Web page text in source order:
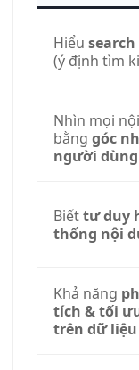
Hiểu
(ý định tìm
Nhìn mọi
bằng góc
người dùng
Biếttư duy
thống nội
Khả năng
tích & tối
trên dữ liệu